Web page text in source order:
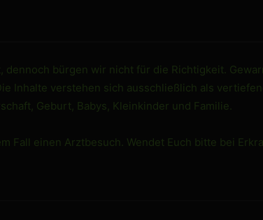
bürgen wir nicht für die Richtigkeit.
Inhalte verstehen sich ausschließlich als
Geburt, Babys, Kleinkinder und Familie.
Fall einen Arztbesuch. Wendet Euch bitte bei